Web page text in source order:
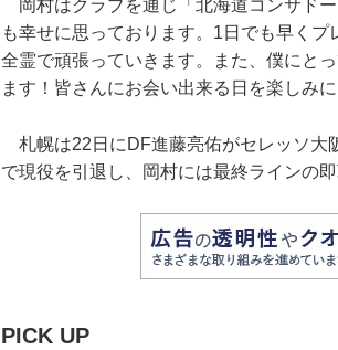
岡村はクラブを通じ「北海道コンサド
も幸せに思っております。1日でも早く
全霊で頑張っていきます。また、僕にと
ます！皆さんにお会い出来る日を楽しみ
札幌は22日にDF進藤亮佑がセレッソ大
で現役を引退し、岡村には最終ラインの
PICK UP